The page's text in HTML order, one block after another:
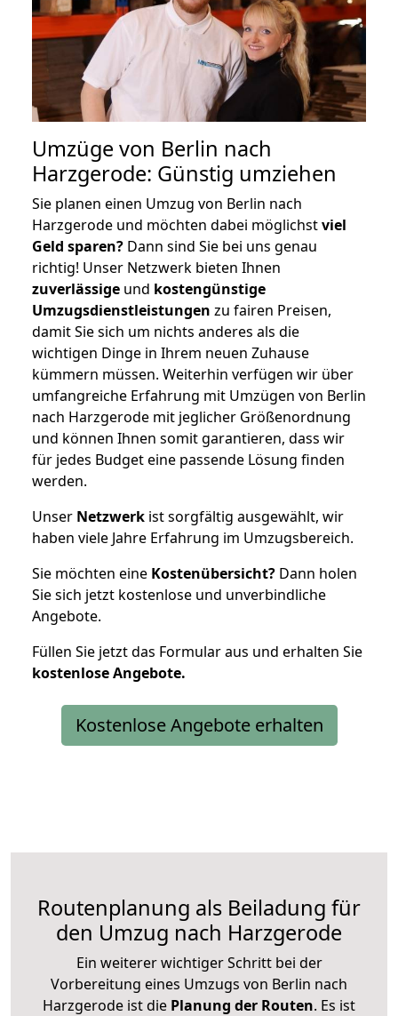
Umzüge von Berlin nach
Harzgerode: Günstig umziehen
Sie planen einen Umzug von Berlin nach
Harzgerode und möchten dabei möglichstviel
Geld sparen? Dann sind Sie bei uns genau
richtig! Unser Netzwerk bieten Ihnen
zuverlässige und kostengünstige
Umzugsdienstleistungen zu fairen Preisen,
damit Sie sich um nichts anderes als die
wichtigen Dinge in Ihrem neuen Zuhause
kümmern müssen. Weiterhin verfügen wir über
umfangreiche Erfahrung mit Umzügen von Berlin
nach Harzgerode mit jeglicher Größenordnung
und können Ihnen somit garantieren, dass wir
für jedes Budget eine passende Lösung finden
werden.
Unser Netzwerk ist sorgfältig ausgewählt, wir
haben viele Jahre Erfahrung im Umzugsbereich.
Sie möchten eine Kostenübersicht? Dann holen
Sie sich jetzt kostenlose und unverbindliche
Angebote.
Füllen Sie jetzt das Formular aus und erhalten Sie
kostenloseAngebote.
Kostenlose Angebote erhalten
Routenplanung als Beiladung für
den Umzug nach Harzgerode
Ein weiterer wichtiger Schritt bei der
Vorbereitung eines Umzugs von Berlin nach
Harzgerode ist die Planung der Routen. Es ist